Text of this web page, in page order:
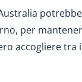
potrebbe
per
accogliere tra i